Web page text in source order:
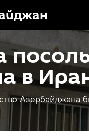
в
Азербайджана